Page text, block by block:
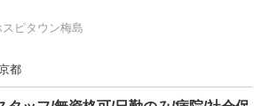
ピタウン梅島
都